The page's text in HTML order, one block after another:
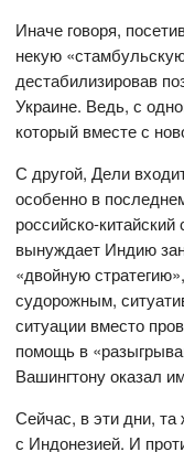
Иначе говоря,
некую
дестабилизировав
Украине. Ведь, с
который вместе с
С другой, Дели
особенно в
российско-
вынуждает Индию
«двойную
судорожным,
ситуации вместо
помощь в
Вашингтону оказал
Сейчас, в эти дни,
с Индонезией. И